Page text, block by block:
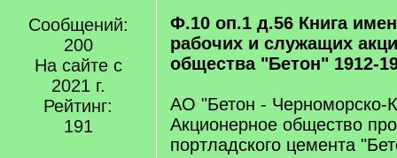
Сообщений:
200
На сайте с
2021 г.
Рейтинг:
191
Ф.10 оп.1 д.56 Книга
рабочих и служащих
общества "Бетон" 1912-
АО "Бетон - Черноморско-
Акционерное общество
портладского цемента